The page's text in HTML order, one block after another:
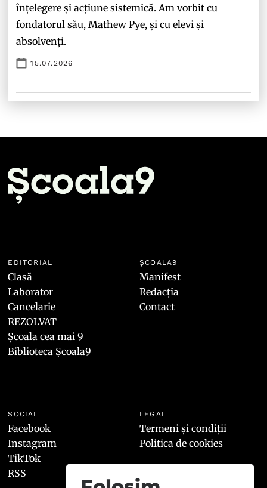
înțelegere și acțiune sistemică. Am vorbit cu
fondatorul său, Mathew Pye, și cu elevi și
absolvenți.
15.07.2026
EDITORIAL
Clasă
Laborator
Cancelarie
REZOLVAT
Școala cea mai 9
Biblioteca Școala9
ȘCOALA9
Manifest
Redacția
Contact
SOCIAL
Facebook
Instagram
TikTok
RSS
LEGAL
Termeni și condiții
Politica de cookies